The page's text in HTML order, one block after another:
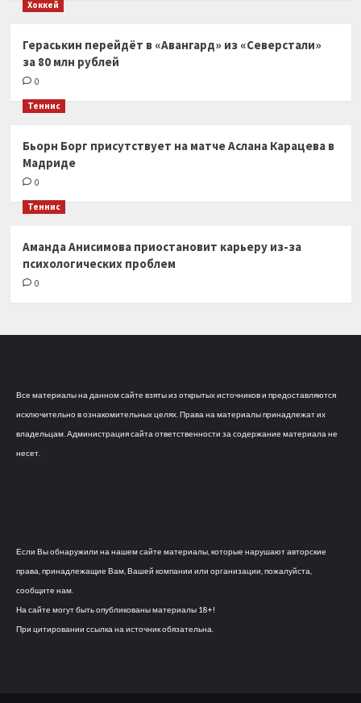
Хоккей
Гераськин перейдёт в «Авангард» из «Северстали»
за 80 млн рублей
0
Теннис
Бьорн Борг присутствует на матче Аслана Карацева в
Мадриде
0
Теннис
Аманда Анисимова приостановит карьеру из-за
психологических проблем
0
Все материалы на данном сайте взяты из открытых источников и предоставляются
исключительно в ознакомительных целях. Права на материалы принадлежат их
владельцам. Администрация сайта ответственности за содержание материала не
несет.
Если Вы обнаружили на нашем сайте материалы, которые нарушают авторские
права, принадлежащие Вам, Вашей компании или организации, пожалуйста,
сообщите нам.
На сайте могут быть опубликованы материалы 18+!
При цитировании ссылка на источник обязательна.